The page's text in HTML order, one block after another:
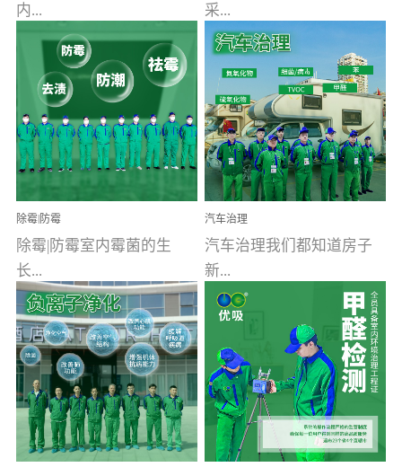
内...
空气污染净化治理）工业
文明的进步，创造了多姿
多彩的家居产品和生活情
调，但也带来了以甲醛为
首的室内...
采...
用行业公认奥维牌消毒
液，具备杀死人体冠状病
毒的功效，杀菌率
99.99%。相对于传统消毒
液来说，无...
除霉|防霉
除霉|防霉室内霉菌的生
长...
受温度、湿度、基质养
分、通风四个条件影响，
温暖潮湿、营养物质多、
通风缓慢的空间最易滋生
大量霉菌的...
汽车治理
汽车治理我们都知道房子
新...
装修完会有甲醛，其实汽
车的甲醛超标问题更为严
重。汽车的空间范围小，
配件、皮具、装饰多，这
些都是汽...